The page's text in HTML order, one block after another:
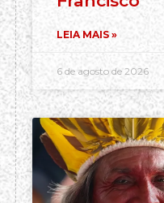
LEIA MAIS »
6 de agosto de 2026